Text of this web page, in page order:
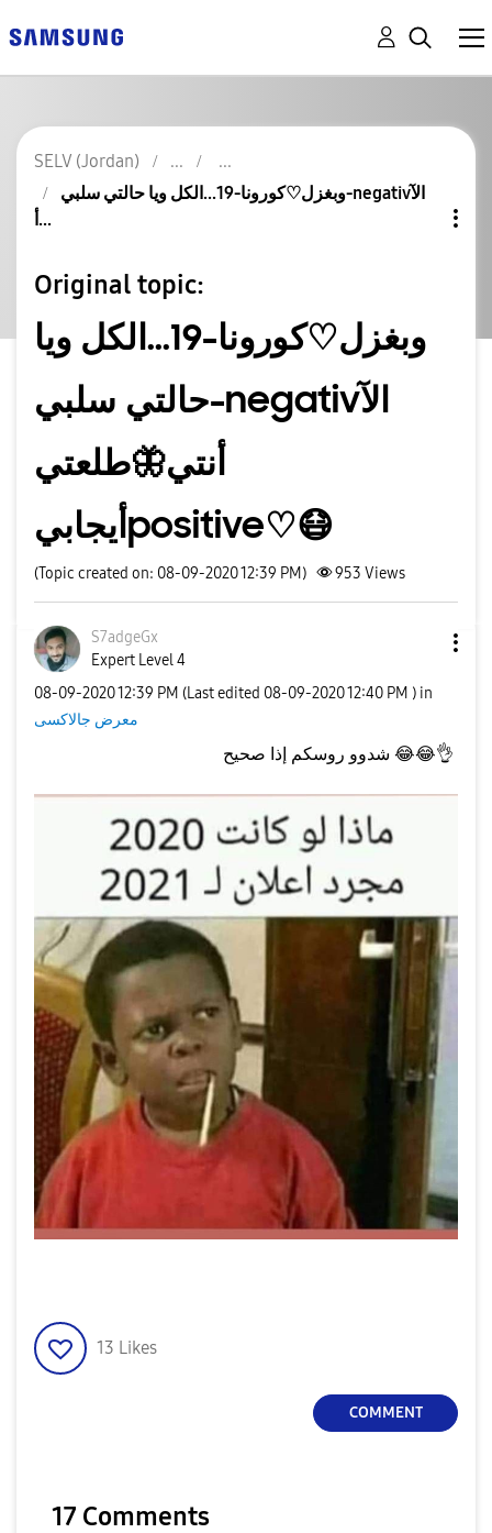
SELV (Jordan)
وبغزل♡كورونا-19...الكل ويا حالتي سلبي-negativالآ
أ...
Original topic:
وبغزل♡كورونا-19...الكل ويا
حالتي سلبي-negativالآ
أنتي🦋طلعتي
أيجابيpositive♡😷
(Topic created on: 08-09-2020 12:39 PM) 953 Views
S7adgeGx
Expert Level 4
‎08-09-202012:39 PM (Last edited ‎08-09-202012:40 PM ) in
معرض جالاكسى
😂😂👌
13 Likes
COMMENT
17 Comments